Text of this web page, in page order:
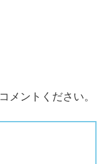
メントください。